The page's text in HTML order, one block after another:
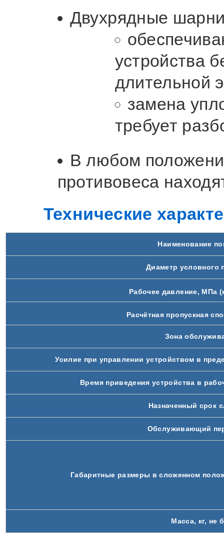
Двухрядные
устройства
длительной
замена
требует
В любом
противовеса
Технические
Наименование
Диаметр условного
Рабочее давление, МПа
Расчётная пропускная
Зона
Усилие при управлении устройством в
Время приведения устройства в
Назначенный срок
Обслуживающий
Габаритные размеры в сложенном
Масса, кг, не